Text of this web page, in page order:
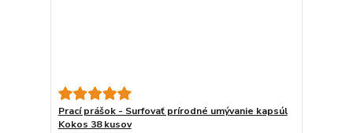
Prací prášok - Surfovať prírodné umývanie kapsúl
Kokos 38 kusov